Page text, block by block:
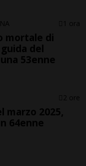
1 ora
mortale di
del
53enne
2 ore
marzo 2025,
64enne